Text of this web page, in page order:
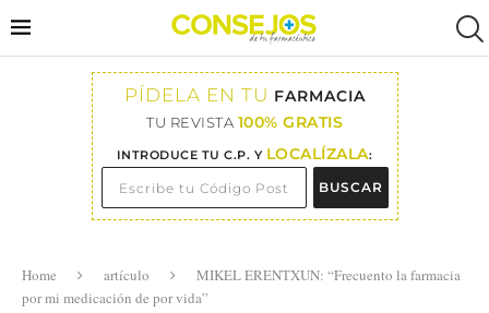
PÍDELA EN TU FARMACIA
TU REVISTA 100% GRATIS
INTRODUCE TU C.P. Y LOCALÍZALA:
BUSCAR
Home artículo
MIKEL ERENTXUN: “Frecuento la farmacia
por mi medicación de por vida”